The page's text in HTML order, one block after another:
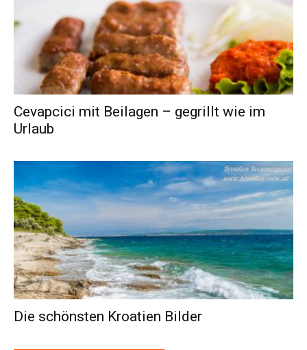
Cevapcici mit Beilagen – gegrillt wie im
Urlaub
Die schönsten Kroatien Bilder